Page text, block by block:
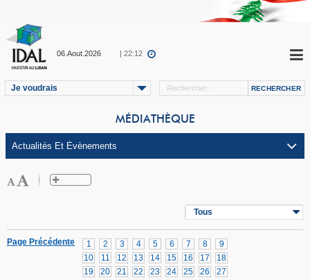
06.Aout.2026 | 22:12
Je voudrais
MÉDIATHÈQUE
Tous
1 2 3 4 5 6 7 8
9
10
11 12 13 14 15 16 17
18
19
20 21 22 23 24 25 26
27
Page Précédente